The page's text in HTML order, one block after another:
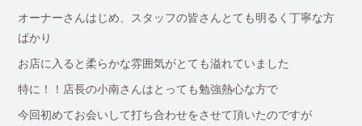
オーナーさんはじめ、スタッフの皆さんとても明るく丁寧な方
ばかり
お店に入ると柔らかな雰囲気がとても溢れていました
特に！！店長の小南さんはとっても勉強熱心な方で
今回初めてお会いして打ち合わせをさせて頂いたのですが